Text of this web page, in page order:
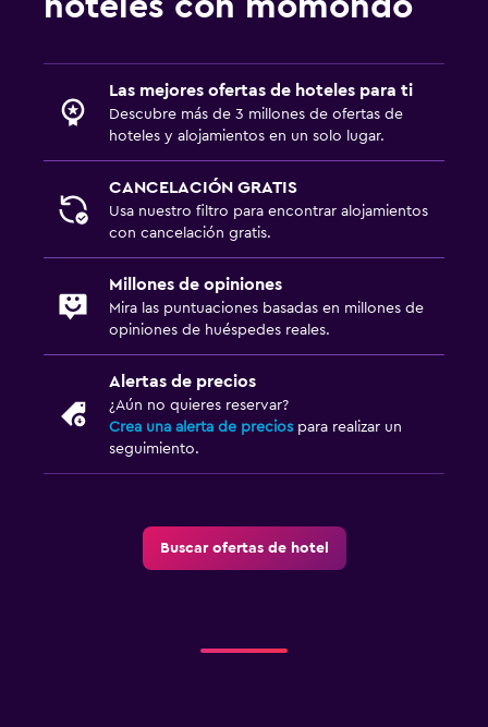
Las mejores ofertas de hoteles para ti
Descubre más de 3 millones de ofertas de
hoteles y alojamientos en un solo lugar.
CANCELACIÓN GRATIS
Usa nuestro filtro para encontrar alojamientos
con cancelación gratis.
Millones de opiniones
Mira las puntuaciones basadas en millones de
opiniones de huéspedes reales.
Alertas de precios
¿Aún no quieres reservar?
Crea una alerta de precios para realizar un
seguimiento.
Buscar ofertas de hotel